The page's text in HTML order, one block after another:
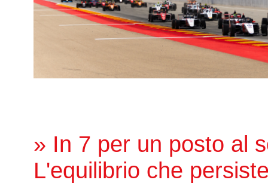
» In 7 per un posto al
L'equilibrio che